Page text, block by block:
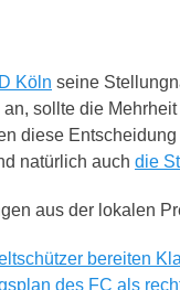
Köln seine
sollte die
diese
natürlich auch die
aus der lokalen
bereiten
des FC als